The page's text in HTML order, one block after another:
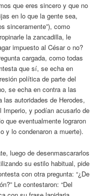
que eres sincero y que no
en lo que la gente sea,
sinceramente”), como
la zancadilla, le
impuesto al César o no?
cargada, como todas
que sí, se echa en
política de parte del
se echa en contra a las
las autoridades de Herodes,
Imperio, y podían acusarlo de
que eventualmente lograron
y lo condenaron a muerte).
luego de desenmascararlos
su estilo habitual, pide
con otra pregunta: “¿De
Le contestaron: “Del